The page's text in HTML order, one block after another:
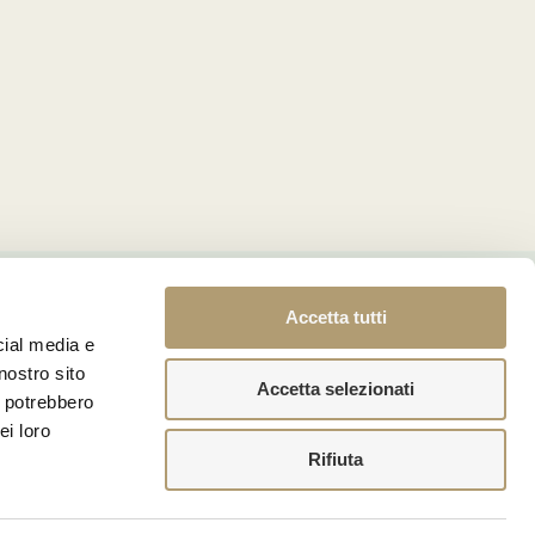
media e
sito
loro
Accetta tutti
Accetta selezionati
Rifiuta